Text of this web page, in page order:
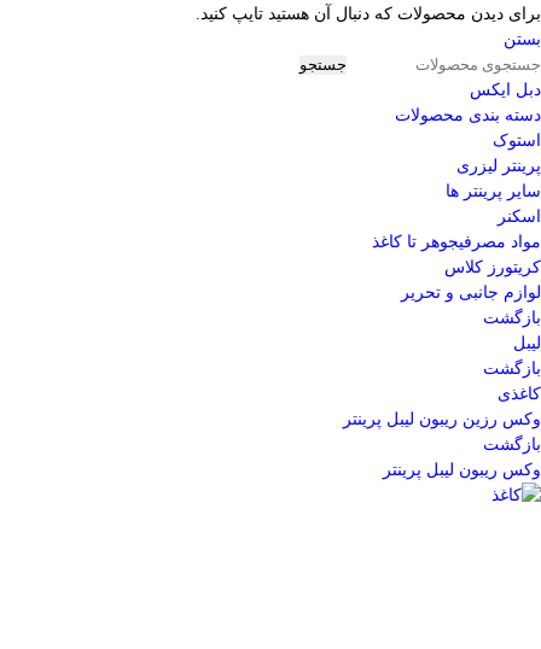
برای دیدن محصولات که دنبال آن هستید تایپ کنید.
بستن
جستجو
دبل ایکس
دسته بندی محصولات
استوک
پرینتر لیزری
سایر پرینتر ها
اسکنر
مواد مصرفیجوهر تا کاغذ
کریتورز کلاس
لوازم جانبی و تحریر
بازگشت
لیبل
بازگشت
کاغذی
وکس رزین ریبون لیبل پرینتر
بازگشت
وکس ریبون لیبل پرینتر